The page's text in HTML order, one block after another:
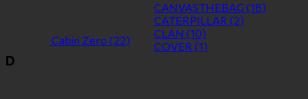
Cabin Zero (22)
CANVASTHEBAG (18)
CATERPILLAR (2)
CLAN (10)
COVER (1)
D